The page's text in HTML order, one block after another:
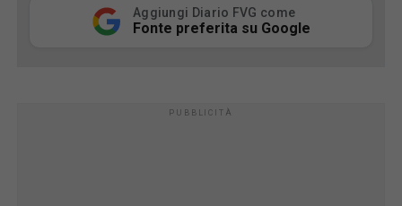
Aggiungi Diario FVG come
Fonte preferita su Google